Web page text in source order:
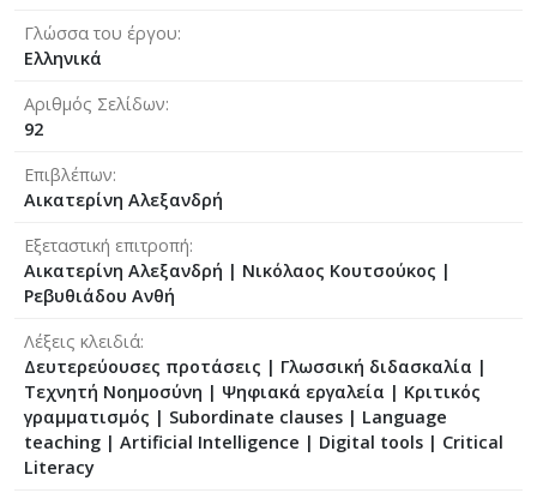
Γλώσσα του έργου
Ελληνικά
Αριθμός Σελίδων
92
Επιβλέπων
Αικατερίνη Αλεξανδρή
Εξεταστική επιτροπή
Αικατερίνη Αλεξανδρή | Νικόλαος Κουτσούκος |
Ρεβυθιάδου Ανθή
Λέξεις κλειδιά
Δευτερεύουσες προτάσεις | Γλωσσική διδασκαλία |
Τεχνητή Νοημοσύνη | Ψηφιακά εργαλεία | Kριτικός
γραμματισμός | Subordinate clauses | Language
teaching | Artificial Intelligence | Digital tools | Critical
Literacy